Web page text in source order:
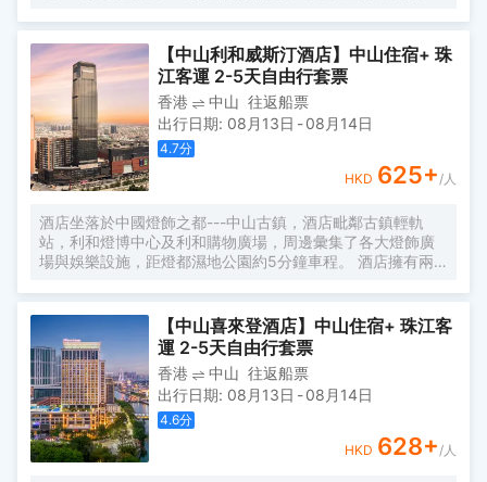
配備了光纖專線接口，並在全店範圍內實現了免登陸wifi連接
到互聯網，讓閣下商務活動和精彩旅途更加便利紛呈。享
有“國家特級酒家”和“中華餐飲名店”稱號的中西餐廳，分別經
營粵菜、淮揚菜、川菜、以及西餐、日本料理等；位於四樓
的“鳴翠園”是市內少有的具有蘇州景觀特色的園林式餐廳；
中山國際酒店會議設施完備，國際會議廳配有同聲傳譯系
統；各類中、小型會議室是舉辦會議、新聞發佈會、演講、
表演、展覽的場所。康樂服務設施一應俱全。酒店的客運服
務快捷安全，各類豪華客車直通香港、澳門和省內等城市；
務。 中山國際酒店從開業至今，先後接待了加拿大夏博諾議
長、新加坡黃金輝總統等國際組織官員及數十位中外國家政
要和知名人士。酒店先後評為“國家旅遊行業高質量等級單
佳”、“首屆商務人士最喜愛的中國百家商務/度假酒店”……專
業的服務，備受肯定！
【中山利和威斯汀酒店】中山住宿+ 珠
江客運 2-5天自由行套票
香港 中山 往返船票
出行日期: 08月13日 -08月14日
4.7分
HKD 625+ /人
酒店坐落於中國燈飾之都---中山古鎮，酒店毗鄰古鎮輕軌
站，利和燈博中心及利和購物廣場，周邊彙集了各大燈飾廣
場與娛樂設施，距燈都濕地公園約5分鐘車程。 酒店擁有兩
和威斯汀酒店為賓客打造一個舒適放鬆的居所，幫助他們喚
醒自我並釋放旅行的倦意。酒店設計風格將燈都特色與威斯
汀健康活力元素完美融合。
【中山喜來登酒店】中山住宿+ 珠江客
運 2-5天自由行套票
香港 中山 往返船票
出行日期: 08月13日 -08月14日
4.6分
HKD 628+ /人